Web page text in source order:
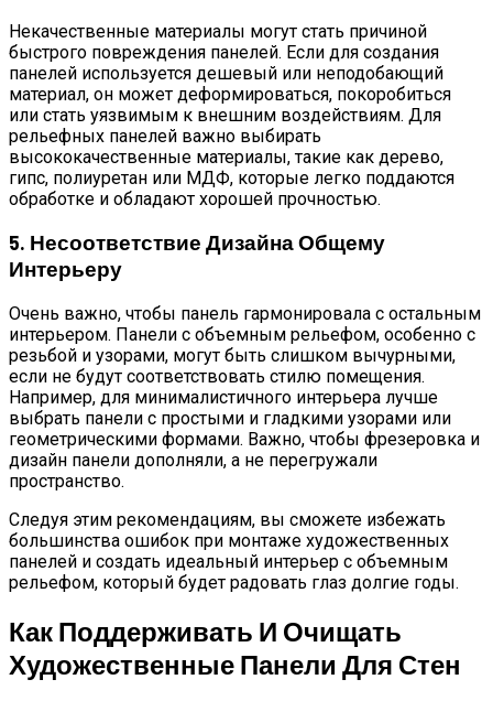
Некачественные материалы могут стать причиной
быстрого повреждения панелей. Если для создания
панелей используется дешевый или неподобающий
материал, он может деформироваться, покоробиться
или стать уязвимым к внешним воздействиям. Для
рельефных панелей важно выбирать
высококачественные материалы, такие как дерево,
гипс, полиуретан или МДФ, которые легко поддаются
обработке и обладают хорошей прочностью.
5. Несоответствие Дизайна Общему
Интерьеру
Очень важно, чтобы панель гармонировала с остальным
интерьером. Панели с объемным рельефом, особенно с
резьбой и узорами, могут быть слишком вычурными,
если не будут соответствовать стилю помещения.
Например, для минималистичного интерьера лучше
выбрать панели с простыми и гладкими узорами или
геометрическими формами. Важно, чтобы фрезеровка и
дизайн панели дополняли, а не перегружали
пространство.
Следуя этим рекомендациям, вы сможете избежать
большинства ошибок при монтаже художественных
панелей и создать идеальный интерьер с объемным
рельефом, который будет радовать глаз долгие годы.
Как Поддерживать И Очищать
Художественные Панели Для Стен